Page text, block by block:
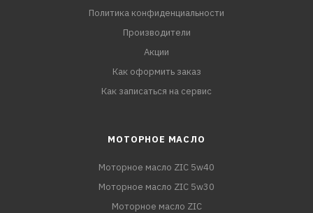
Политика конфиденциальности
Производители
Акции
Как оформить заказ
Как записаться на сервис
МОТОРНОЕ МАСЛО
Моторное масло ZIC 5w40
Моторное масло ZIC 5w30
Моторное масло ZIC